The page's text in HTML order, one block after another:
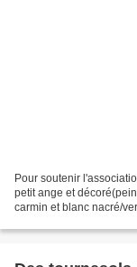
Pour soutenir
petit ange et
carmin et blanc nacré/